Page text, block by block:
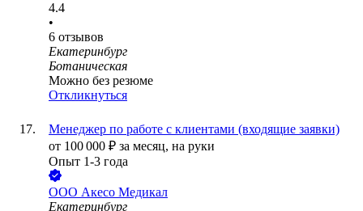
4.4
•
6 отзывов
Екатеринбург
Ботаническая
Можно без резюме
Откликнуться
Менеджер по работе с клиентами (входящие заявки)
от 100 000 ₽ за месяц, на руки
Опыт 1-3 года
ООО Акесо Медикал
Екатеринбург